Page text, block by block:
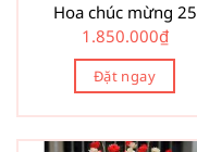
Hoa chúc mừng 25
1.850.000₫
Đặt ngay